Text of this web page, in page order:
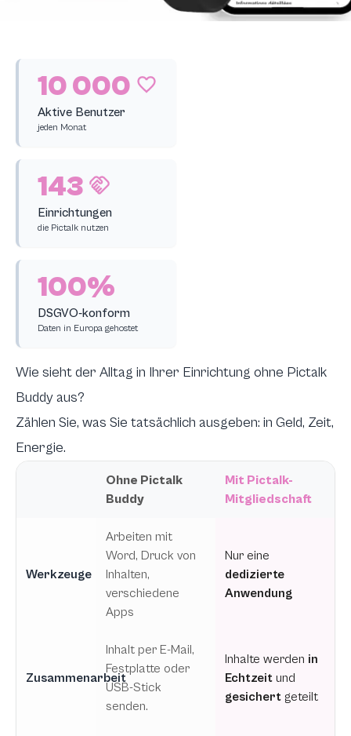
10 000
Aktive Benutzer
jeden Monat
143
Einrichtungen
die Pictalk nutzen
100%
DSGVO-konform
Daten in Europa gehostet
Wie sieht der Alltag in Ihrer Einrichtung ohne Pictalk
Buddy aus?
Zählen Sie, was Sie tatsächlich ausgeben: in Geld, Zeit,
Energie.
Ohne Pictalk
Buddy
Mit Pictalk-
Mitgliedschaft
Werkzeuge
Arbeiten mit
Word, Druck von
Inhalten,
verschiedene
Apps
Nur eine
dedizierte
Anwendung
Zusammenarbeit
Inhalt per E-Mail,
Festplatte oder
USB-Stick
senden.
Inhalte werden in
Echtzeit und
gesichert geteilt